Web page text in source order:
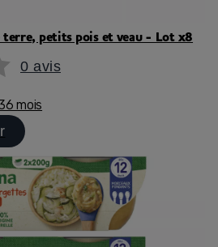
terre, petits pois et veau - Lot x8
0 avis
mois